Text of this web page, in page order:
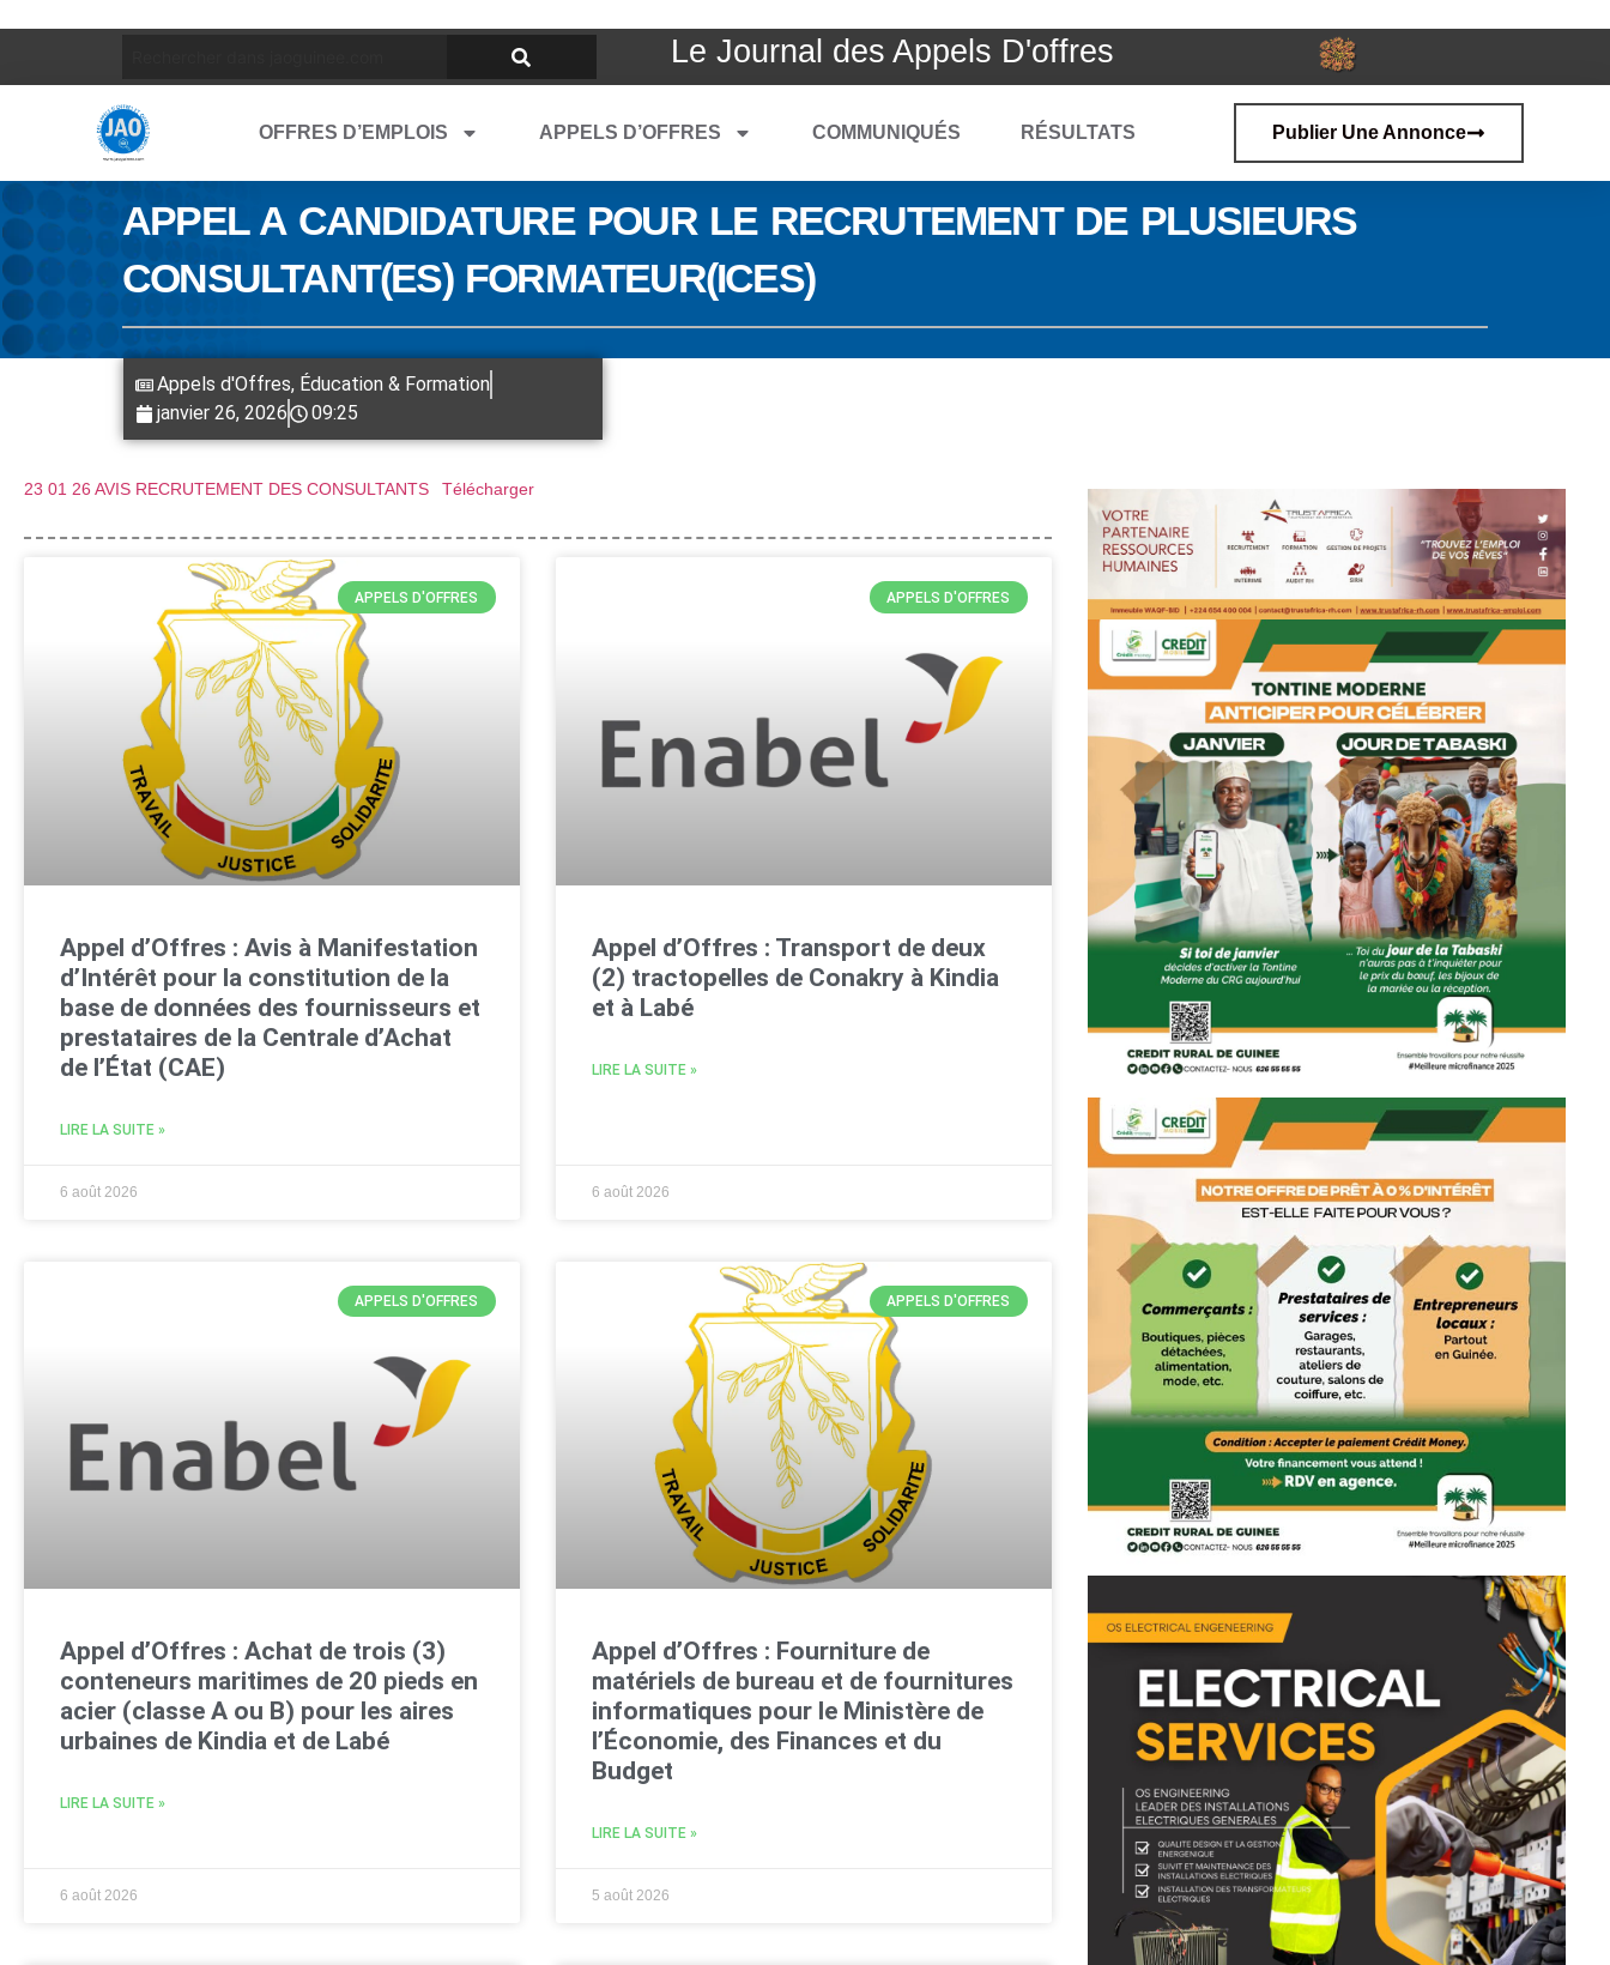
Le Journal des Appels D'offres
OFFRES D’EMPLOIS APPELS D’OFFRES COMMUNIQUÉS RÉSULTATS Publier Une Annonce
APPEL A CANDIDATURE POUR LE RECRUTEMENT DE PLUSIEURS
CONSULTANT(ES) FORMATEUR(ICES)
Appels d'Offres, Éducation & Formation
janvier 26, 2026
09:25
23 01 26 AVIS RECRUTEMENT DES CONSULTANTS Télécharger
APPELS D'OFFRES
Appel d’Offres : Avis à Manifestation
d’Intérêt pour la constitution de la
base de données des fournisseurs et
prestataires de la Centrale d’Achat
de l’État (CAE)
LIRE LA SUITE »
6 août 2026
APPELS D'OFFRES
Appel d’Offres : Transport de deux
(2) tractopelles de Conakry à Kindia
et à Labé
LIRE LA SUITE »
6 août 2026
APPELS D'OFFRES
Appel d’Offres : Achat de trois (3)
conteneurs maritimes de 20 pieds en
acier (classe A ou B) pour les aires
urbaines de Kindia et de Labé
LIRE LA SUITE »
6 août 2026
APPELS D'OFFRES
Appel d’Offres : Fourniture de
matériels de bureau et de fournitures
informatiques pour le Ministère de
l’Économie, des Finances et du
Budget
LIRE LA SUITE »
5 août 2026